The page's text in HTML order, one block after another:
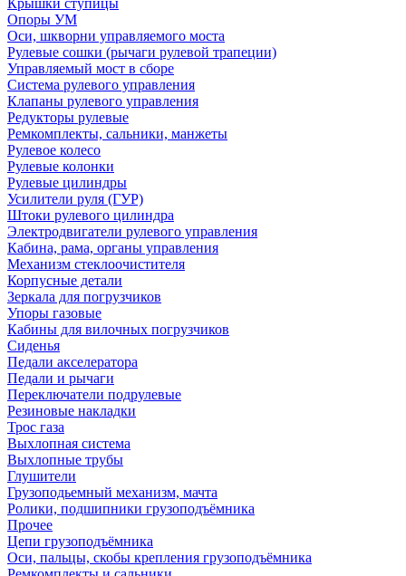
Крышки ступицы
Опоры УМ
Оси, шкворни управляемого моста
Рулевые сошки (рычаги рулевой трапеции)
Управляемый мост в сборе
Система рулевого управления
Клапаны рулевого управления
Редукторы рулевые
Ремкомплекты, сальники, манжеты
Рулевое колесо
Рулевые колонки
Рулевые цилиндры
Усилители руля (ГУР)
Штоки рулевого цилиндра
Электродвигатели рулевого управления
Кабина, рама, органы управления
Механизм стеклоочистителя
Корпусные детали
Зеркала для погрузчиков
Упоры газовые
Кабины для вилочных погрузчиков
Сиденья
Педали акселератора
Педали и рычаги
Переключатели подрулевые
Резиновые накладки
Трос газа
Выхлопная система
Выхлопные трубы
Глушители
Грузоподьемный механизм, мачта
Ролики, подшипники грузоподъёмника
Прочее
Цепи грузоподъёмника
Оси, пальцы, скобы крепления грузоподъёмника